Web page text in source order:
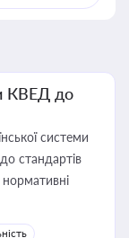
КВЕД до
системи
до стандартів